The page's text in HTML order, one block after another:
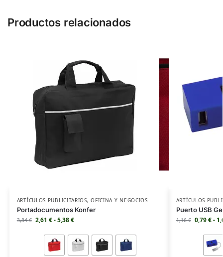
Productos relacionados
ARTÍCULOS PUBLICITARIOS,OFICINA Y NEGOCIOS
Portadocumentos Konfer
3,84€ 2,61 €-5,38€
ARTÍCULOS
Puerto USB
1,16€ 0,79€-